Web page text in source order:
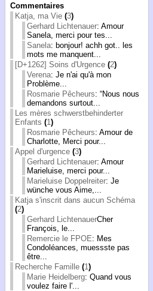
Commentaires
Katja, ma Vie(3)
Gerhard Lichtenauer: Amour
Sanela, merci pour tes...
Sanela: bonjour! achh got.. les
mots me manquent...
[D+1262] Soins d'Urgence(2)
Verena: Je n'ai qu'à mon
Problème...
Rosmarie Pêcheurs: “Nous nous
demandons surtout...
Les mères schwerstbehinderter
Enfants (1 )
Rosmarie Pêcheurs: Amour de
Charlotte, Merci pour...
Appel d'urgence(3)
Gerhard Lichtenauer: Amour
Marieluise, merci pour...
Marieluise Doppelreiter: Je
wünche vous Aime,...
Katja s'inscrit dans aucun Schéma
(2)
Gerhard LichtenauerCher
François, le...
Remercie le FPOE: Mes
Condoléances, muessste pas
être...
Recherche Famille(1 )
Marie Heidelberg: Quand vous
voulez faire l'...